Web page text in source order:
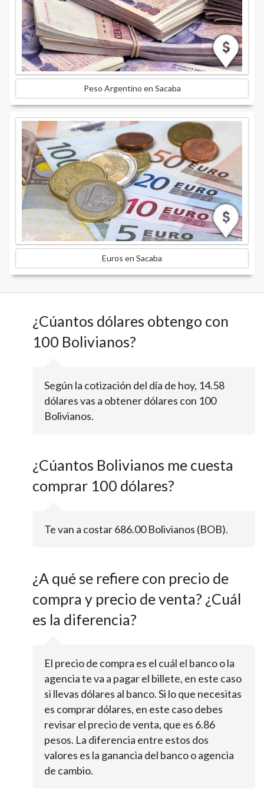
Peso Argentino en Sacaba
Euros en Sacaba
¿Cúantos dólares obtengo con
100 Bolivianos?
Según la cotización del día de hoy, 14.58
dólares vas a obtener dólares con 100
Bolivianos.
¿Cúantos Bolivianos me cuesta
comprar 100 dólares?
Te van a costar 686.00 Bolivianos (BOB).
¿A qué se refiere con precio de
compra y precio de venta? ¿Cuál
es la diferencia?
El precio de compra es el cuál el banco o la
agencia te va a pagar el billete, en este caso
si llevas dólares al banco. Si lo que necesitas
es comprar dólares, en este caso debes
revisar el precio de venta, que es 6.86
pesos. La diferencia entre estos dos
valores es la ganancia del banco o agencia
de cambio.